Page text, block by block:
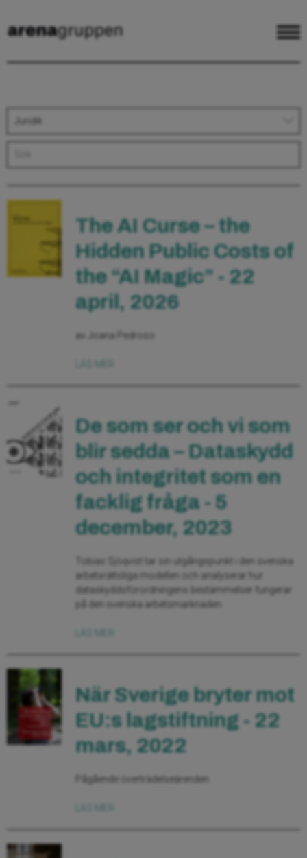
Juridik
The AI Curse – the
Hidden Public Costs of
the “AI Magic” - 22
april, 2026
av Joana Pedroso
De som ser och vi som
blir sedda – Dataskydd
och integritet som en
facklig fråga - 5
december, 2023
Tobias Sjöqvist tar sin utgångspunkt i den svenska
arbetsrättsliga modellen och analyserar hur
dataskyddsförordningens bestämmelser fungerar
på den svenska arbetsmarknaden.
När Sverige bryter mot
EU:s lagstiftning - 22
mars, 2022
Pågående överträdelseärenden.